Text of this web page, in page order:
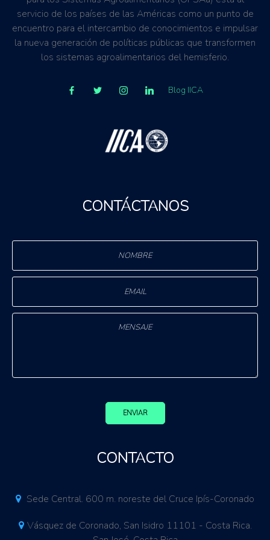
servicio de los países de las Américas como un punto de
encuentro para el intercambio de conocimientos e impulsar
la nueva generación de políticas públicas que transformen
los sistemas agroalimentarios del hemisferio.
Blog IICA
CONTÁCTANOS
ENVIAR
CONTACTO
Sede Central. 600 m. noreste del Cruce Ipís-Coronado
Vásquez de Coronado, San Isidro 11101 - Costa Rica.